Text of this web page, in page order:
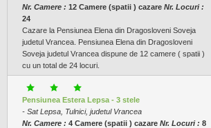
Nr. Camere : 12 Camere (spatii ) cazare Nr. Locuri :
24
Cazare la Pensiunea Elena din Dragosloveni Soveja
judetul Vrancea. Pensiunea Elena din Dragosloveni
Soveja judetul Vrancea dispune de 12 camere ( spatii )
cu un total de 24 locuri.
Pensiunea Estera Lepsa - 3 stele
- Sat Lepsa, Tulnici, judetul Vrancea
Nr. Camere : 4 Camere (spatii ) cazare Nr. Locuri : 8